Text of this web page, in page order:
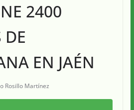
2400
DE
EN JAÉN
Rosillo Martínez